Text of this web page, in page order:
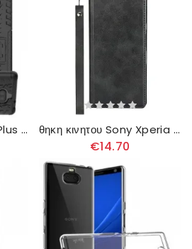
Θήκη Sony Xperia 10 Plus Εξαιρετικά Ανθεκτικό θηκη κινητου Sony Xperia 10 Plus με κορδονι Θήκη Flip Strappy Finesse
€14.70